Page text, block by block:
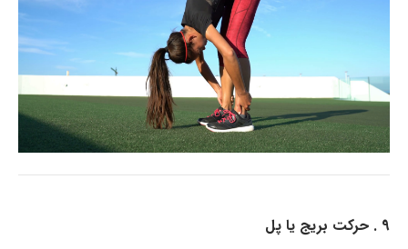
9 . حرکت بریج یا پل